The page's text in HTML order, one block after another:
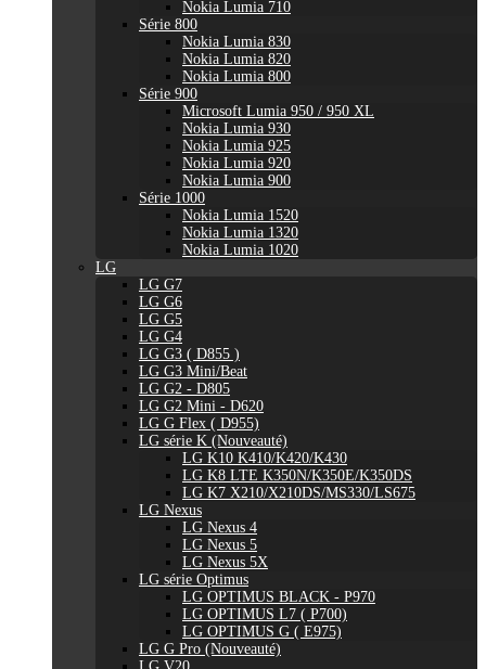
Nokia Lumia 710
Série 800
Nokia Lumia 830
Nokia Lumia 820
Nokia Lumia 800
Série 900
Microsoft Lumia 950 / 950 XL
Nokia Lumia 930
Nokia Lumia 925
Nokia Lumia 920
Nokia Lumia 900
Série 1000
Nokia Lumia 1520
Nokia Lumia 1320
Nokia Lumia 1020
LG
LG G7
LG G6
LG G5
LG G4
LG G3 ( D855 )
LG G3 Mini/Beat
LG G2 - D805
LG G2 Mini - D620
LG G Flex ( D955)
LG série K (Nouveauté)
LG K10 K410/K420/K430
LG K8 LTE K350N/K350E/K350DS
LG K7 X210/X210DS/MS330/LS675
LG Nexus
LG Nexus 4
LG Nexus 5
LG Nexus 5X
LG série Optimus
LG OPTIMUS BLACK - P970
LG OPTIMUS L7 ( P700)
LG OPTIMUS G ( E975)
LG G Pro (Nouveauté)